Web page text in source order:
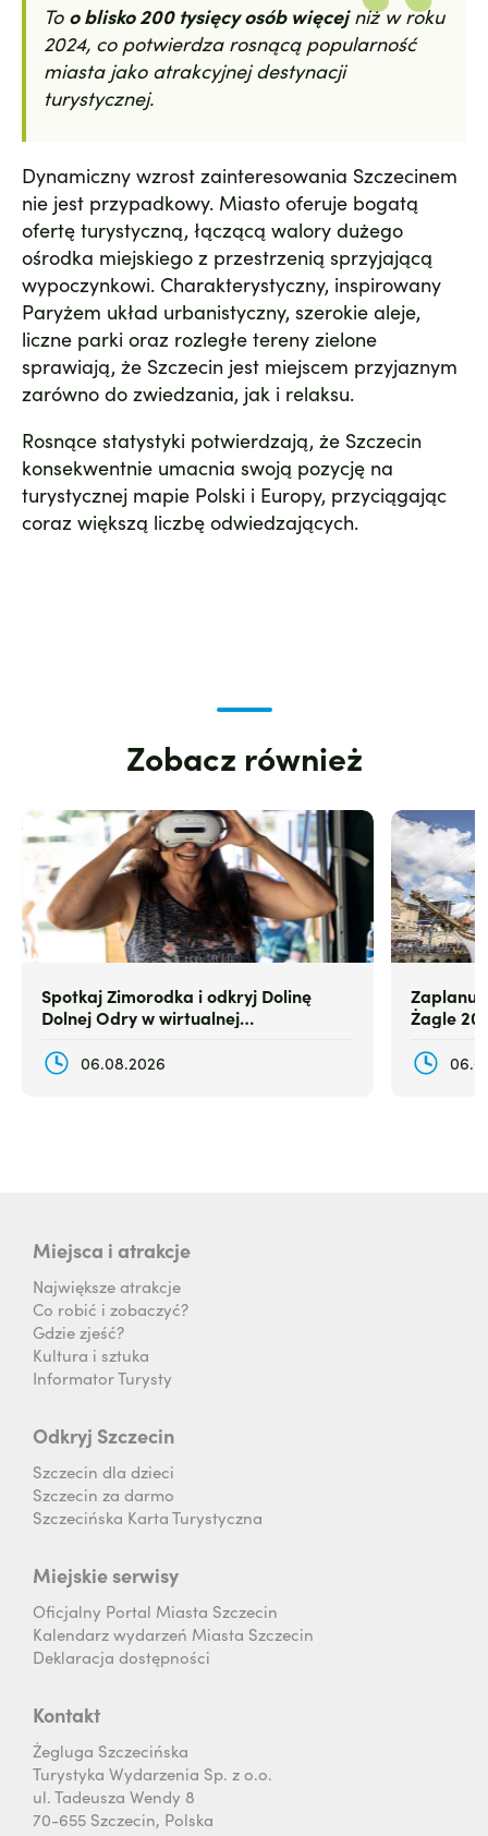
To o blisko 200 tysięcy osób więcejniż w roku
2024, co potwierdza rosnącą popularność
miasta jako atrakcyjnej destynacji
turystycznej.
Dynamiczny wzrost zainteresowania Szczecinem
nie jest przypadkowy. Miasto oferuje bogatą
ofertę turystyczną, łączącą walory dużego
ośrodka miejskiego z przestrzenią sprzyjającą
wypoczynkowi. Charakterystyczny, inspirowany
Paryżem układ urbanistyczny, szerokie aleje,
liczne parki oraz rozległe tereny zielone
sprawiają, że Szczecin jest miejscem przyjaznym
zarówno do zwiedzania, jak i relaksu.
Rosnące statystyki potwierdzają, że Szczecin
konsekwentnie umacnia swoją pozycję na
turystycznej mapie Polski i Europy, przyciągając
coraz większą liczbę odwiedzających.
Zobacz również
Zdjęcie
Spotkaj Zimorodka i odkryj Dolinę
Dolnej Odry w wirtualnej
06.08.2026
Zdjęcie
Zaplanuj
Żagle
Miejsca i atrakcje
Największe atrakcje
Co robić i zobaczyć?
Gdzie zjeść?
Kultura i sztuka
Informator Turysty
Odkryj Szczecin
Szczecin dla dzieci
Szczecin za darmo
Szczecińska Karta Turystyczna
Miejskie serwisy
Oficjalny Portal Miasta Szczecin
Kalendarz wydarzeń Miasta Szczecin
Deklaracja dostępności
Kontakt
Żegluga Szczecińska
Turystyka Wydarzenia Sp. z o.o.
ul. Tadeusza Wendy 8
70-655 Szczecin, Polska